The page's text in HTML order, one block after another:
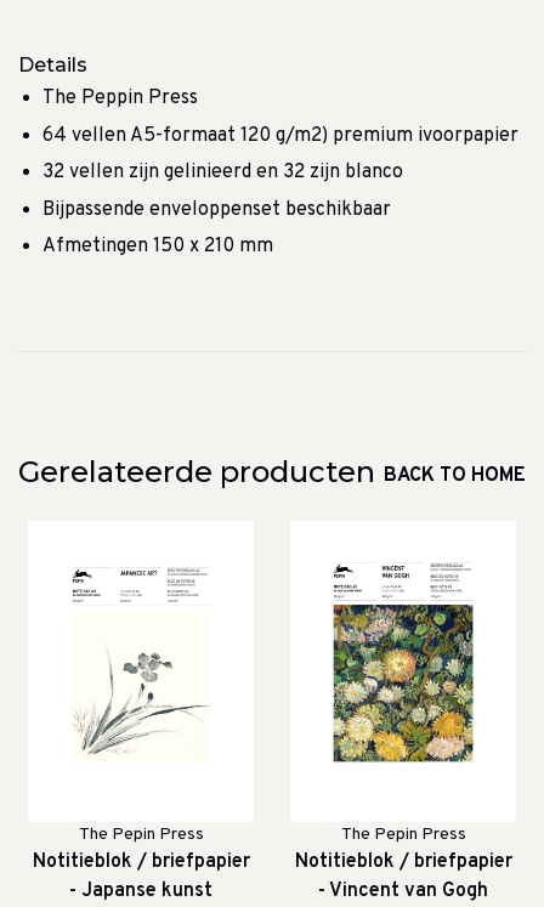
Details
The Peppin Press
64 vellen A5-formaat 120 g/m2) premium ivoorpapier
32 vellen zijn gelinieerd en 32 zijn blanco
Bijpassende enveloppenset beschikbaar
Afmetingen 150 x 210 mm
Gerelateerde producten BACK TO HOME
The Pepin Press
Notitieblok / briefpapier
- Japanse kunst
The Pepin Press
Notitieblok / briefpapier
- Vincent van Gogh